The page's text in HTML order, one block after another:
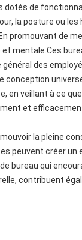
dotés de
la posture ou
promouvant de
mentale.Ces
des
conception
en veillant à ce
et
la pleine
peuvent créer un
bureau qui
contribuent